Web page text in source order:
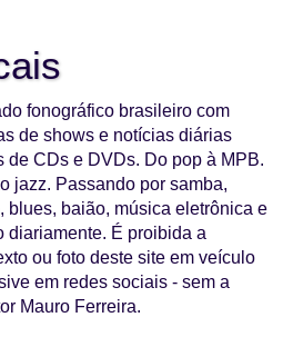
fonográfico brasileiro com
de shows e notícias diárias
de CDs e DVDs. Do pop à MPB.
jazz. Passando por samba,
blues, baião, música eletrônica e
diariamente. É proibida a
ou foto deste site em veículo
em redes sociais - sem a
Mauro Ferreira.